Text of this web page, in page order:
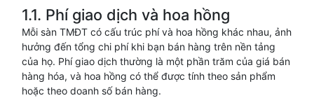
1.1. Phí giao dịch và hoa hồng
Mỗi sàn TMĐT có cấu trúc phí và hoa hồng khác nhau, ảnh
hưởng đến tổng chi phí khi bạn bán hàng trên nền tảng
của họ. Phí giao dịch thường là một phần trăm của giá bán
hàng hóa, và hoa hồng có thể được tính theo sản phẩm
hoặc theo doanh số bán hàng.